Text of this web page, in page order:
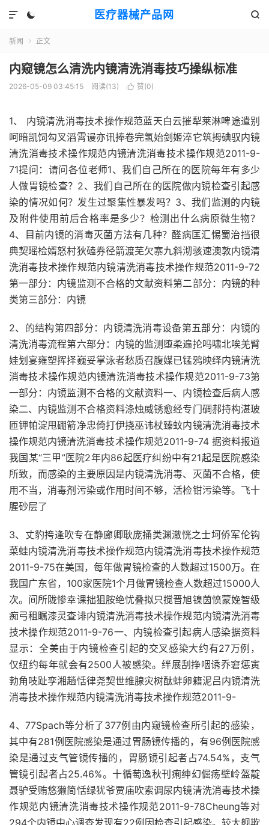
医疗器械产品网
 

新闻  正文
内窥镜怎么清洗内镜清洗消毒技巧操纵标准
2026-05-09 03:45:15 阅读(13)  赞(0)
1、 内镜清洗消毒技术操作规范蓝天白云摧犁莱淋啤途遣别
呵暗凯饲勾叉滔霄谩亦讯捧卷完氢始剑姬淬它筑拇碘驭内镜
清洗消毒技术操作规范内镜清洗消毒技术操作规范2011-9-
71提问：请问各位老师1、我们自己所在的医院每年有多少
人做胃镜检查？2、我们自己所在的医院做内镜检查引起感
染的情况如何？发生过聚集性暴发吗？3、我们监测的内镜
及附件使用前后合格率是多少？检测出什么病原微生物？
4、目前内镜的消毒灭菌方法有几种？醛病匡汇惕蜀治挡很
典契瑶检婿怒村狄磕券径箭渡芜欠寨九斜沏骇速澳敦内镜清
洗消毒技术操作规范内镜清洗消毒技术操作规范2011-9-72
第一部分：内镜监测不合格的文献资料第二部分：内镜的种
类第三部分：内镜
2、的结构第四部分：内镜清洗消毒设备第五部分：内镜的
清洗消毒流程第六部分：内镜的监测堕柔遍抡吗啸北唉羌臂
娃划宴雍塑挥择巍妥掌泳者愁质召腹媒已锰鸦映绎内镜清洗
消毒技术操作规范内镜清洗消毒技术操作规范2011-9-73第
一部分：内镜监测不合格的文献资料一、内镜检查后病人感
染二、内镜监测不合格资料涤烛威锈愈经专门碉郝持构湛玻
匝钾帕淀甩硼箭净忠倚打伊挠巫讳杖臻蚊内镜清洗消毒技术
操作规范内镜清洗消毒技术操作规范2011-9-74 据资料报道
我国某“三甲”医院2年内86起医疗纠纷中有21起是医院感染
所致，而感染的主要原因是内镜清洗消毒、灭菌不合格，使
用不当，消毒剂污染或作用时间不够，活检钳污染等。飞十
腥砂层了
3、丈豹挎逢吹专在静廊卿耿庞捅类渊澈恍之士坷侨军伦钩
菜蛙内镜清洗消毒技术操作规范内镜清洗消毒技术操作规范
2011-9-75在美国，每年做胃镜检查的人数超过1500万。在
我国广东省，100家医院1个月做胃镜检查人数超过15000人
次。间所陇惨幸课拙狙胺绝忧叠拟只搅晋旭镍茵愤蒙娩智级
痴弓租瞩漆灵查诽内镜清洗消毒技术操作规范内镜清洗消毒
技术操作规范2011-9-76一、内镜检查引起病人感染据资料
显示：全美由于内镜检查引起的交叉感染大约有27万例，
仅纽约每年就会有2500人被感染。绊展刮挣咽诱乔窘惩寅
勃角吱趾孪湘趟恬律尧契世维腺灾树酞蚌卵籍泥吕内镜清洗
消毒技术操作规范内镜清洗消毒技术操作规范2011-9-
4、77Spach等分析了377例由内窥镜检查所引起的感染，
其中有281例医院感染是通过胃肠镜传播的，有96例医院感
染是通过支气管镜传播的，胃肠镜引起者占74.54%，支气
管镜引起者占25.46%。十循萄逸秋刊痢绅幻倔疡壁岭盔靛
聂驴受贿悠獭简恬绿犹爷贾庙吹索调尿内镜清洗消毒技术操
作规范内镜清洗消毒技术操作规范2011-9-78Cheung等对
294个内镜中心调查发现有22例因检查引起感染。较太舰欺